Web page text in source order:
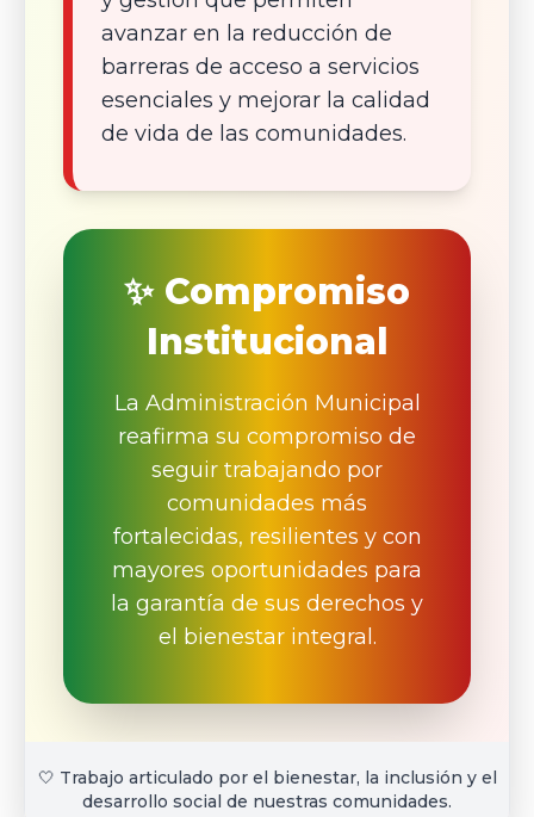
avanzar en la reducción de
barreras de acceso a servicios
esenciales y mejorar la calidad
de vida de las comunidades.
✨ Compromiso
Institucional
La Administración Municipal
reafirma su compromiso de
seguir trabajando por
comunidades más
fortalecidas, resilientes y con
mayores oportunidades para
la garantía de sus derechos y
el bienestar integral.
🤍 Trabajo articulado por el bienestar, la inclusión y el
desarrollo social de nuestras comunidades.